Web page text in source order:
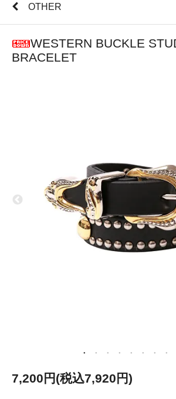
OTHER
WESTERN BUCKLE
BRACELET
7,200円(税込7,920円)